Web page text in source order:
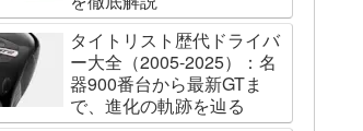
タイトリスト歴代ドライバ
ー大全（2005-2025）：名
器900番台から最新GTま
で、進化の軌跡を辿る